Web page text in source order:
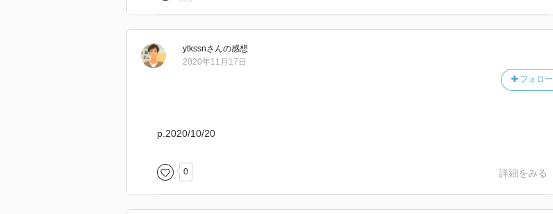
ytkssnさんの感想
フォロー
2020年11月17日
p.2020/10/20
0 詳細をみる